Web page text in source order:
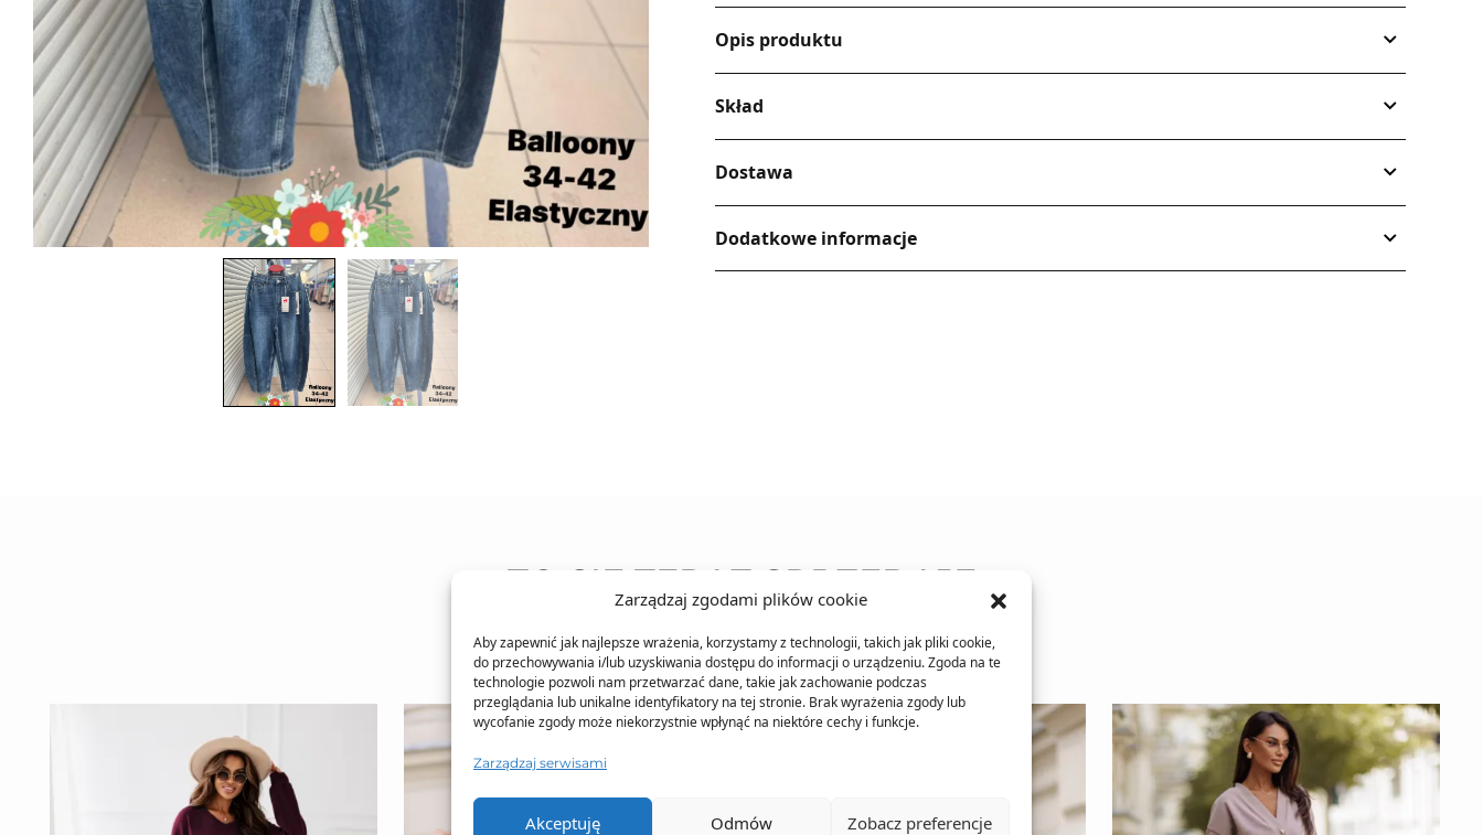
Zarządzaj zgodami plików cookie
Aby zapewnić jak najlepsze wrażenia, korzystamy z technologii, takich jak pliki cookie,
do przechowywania i/lub uzyskiwania dostępu do informacji o urządzeniu. Zgoda na te
technologie pozwoli nam przetwarzać dane, takie jak zachowanie podczas
przeglądania lub unikalne identyfikatory na tej stronie. Brak wyrażenia zgody lub
wycofanie zgody może niekorzystnie wpłynąć na niektóre cechy i funkcje.
Zarządzaj serwisami
Akceptuję Odmów Zobacz preferencje
Opis produktu
Skład
Dostawa
Dodatkowe informacje
TO SIĘ TERAZ SPRZEDAJE